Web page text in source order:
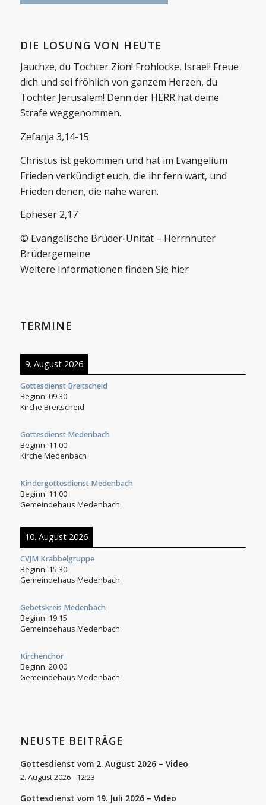
DIE LOSUNG VON HEUTE
Jauchze, du Tochter Zion! Frohlocke, Israel! Freue
dich und sei fröhlich von ganzem Herzen, du
Tochter Jerusalem! Denn der HERR hat deine
Strafe weggenommen.
Zefanja 3,14-15
Christus ist gekommen und hat im Evangelium
Frieden verkündigt euch, die ihr fern wart, und
Frieden denen, die nahe waren.
Epheser 2,17
© Evangelische Brüder-Unität – Herrnhuter
Brüdergemeine
Weitere Informationen finden Sie hier
TERMINE
9. August 2026
Gottesdienst Breitscheid
Beginn: 09:30
Kirche Breitscheid
Gottesdienst Medenbach
Beginn: 11:00
Kirche Medenbach
Kindergottesdienst Medenbach
Beginn: 11:00
Gemeindehaus Medenbach
10. August 2026
CVJM Krabbelgruppe
Beginn: 15:30
Gemeindehaus Medenbach
Gebetskreis Medenbach
Beginn: 19:15
Gemeindehaus Medenbach
Kirchenchor
Beginn: 20:00
Gemeindehaus Medenbach
NEUSTE BEITRÄGE
Gottesdienst vom 2. August 2026 – Video
2. August 2026 - 12:23
Gottesdienst vom 19. Juli 2026 – Video